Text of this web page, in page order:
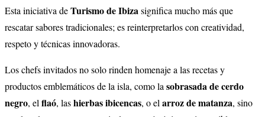
Esta iniciativa deTurismo de Ibiza significa mucho más que
rescatar sabores tradicionales; es reinterpretarlos con creatividad,
respeto y técnicas innovadoras.
Los chefs invitados no solo rinden homenaje a las recetas y
productos emblemáticos de la isla, como la sobrasada de cerdo
negro, el flaó, lashierbas ibicencas, o el arroz de matanza, sino